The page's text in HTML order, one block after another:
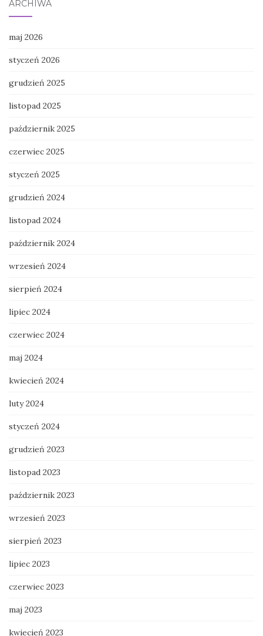
ARCHIWA
maj 2026
styczeń 2026
grudzień 2025
listopad 2025
październik 2025
czerwiec 2025
styczeń 2025
grudzień 2024
listopad 2024
październik 2024
wrzesień 2024
sierpień 2024
lipiec 2024
czerwiec 2024
maj 2024
kwiecień 2024
luty 2024
styczeń 2024
grudzień 2023
listopad 2023
październik 2023
wrzesień 2023
sierpień 2023
lipiec 2023
czerwiec 2023
maj 2023
kwiecień 2023